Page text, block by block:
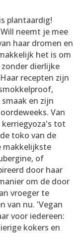
plantaardig!
neemt je mee
haar dromen en
het is om
dierlijke
recepten zijn
en zijn
Van
tot
toko van de
makkelijkste
of
door haar
om de door
vroeger te
van nu. 'Vegan
voor iedereen:
kokers en